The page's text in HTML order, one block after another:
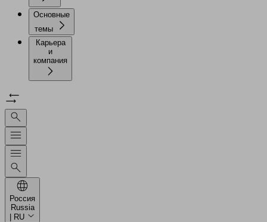
Основные
темы
Карьера
и
компания
Россия
Russia
| RU